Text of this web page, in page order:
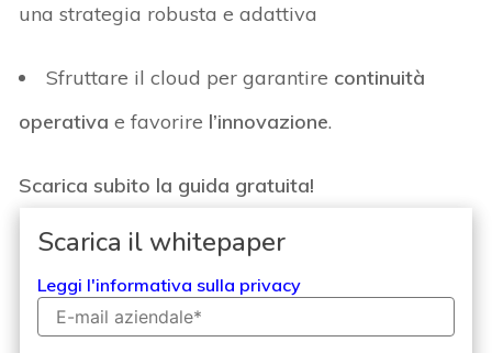
una strategia robusta e adattiva
Sfruttare ilcloud per garantire continuità
operativa efavorire l’innovazione.
Scarica subito la guida gratuita!
Scarica il whitepaper
Leggi l'informativa sulla privacy